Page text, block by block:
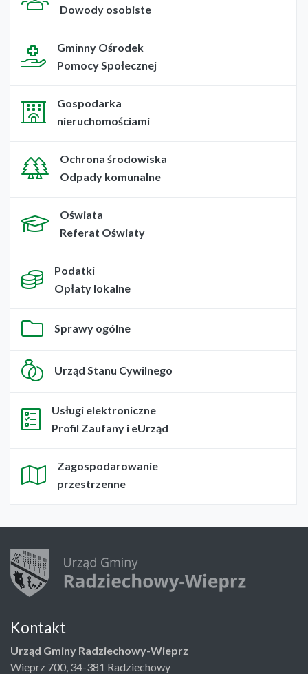
Dowody osobiste
Gminny Ośrodek
Pomocy Społecznej
Gospodarka
nieruchomościami
Ochrona środowiska
Odpady komunalne
Oświata
Referat Oświaty
Podatki
Opłaty lokalne
Sprawy ogólne
Urząd Stanu Cywilnego
Usługi elektroniczne
Profil Zaufany i eUrząd
Zagospodarowanie
przestrzenne
Kontakt
Urząd Gminy Radziechowy-Wieprz
Wieprz 700, 34-381 Radziechowy